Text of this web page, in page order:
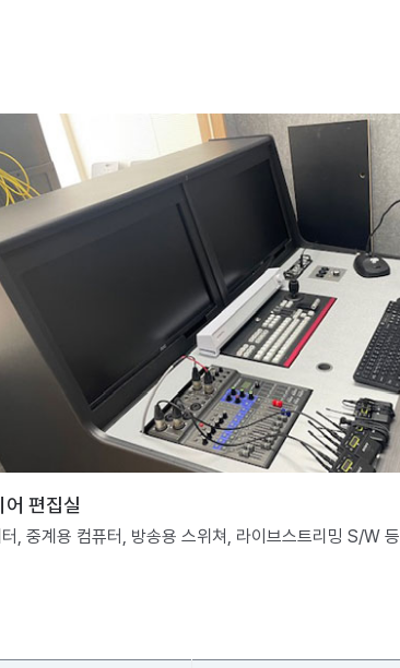
어 편집실
, 중계용 컴퓨터, 방송용 스위쳐, 라이브스트리밍 S/W 등